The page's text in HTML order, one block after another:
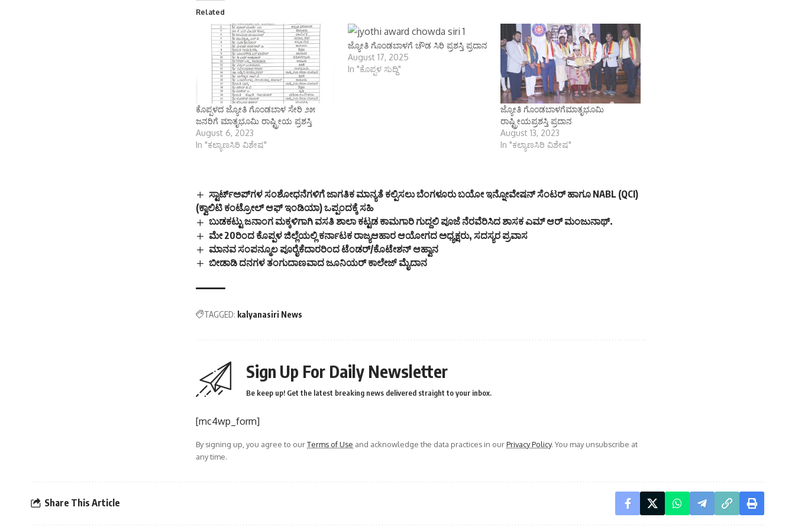
Related
ಕೊಪ್ಪಳದ ಜ್ಯೋತಿ ಗೊಂಡಬಾಳ ಸೇರಿ ೨೫
ಜನರಿಗೆ ಮಾತೃಭೂಮಿ ರಾಷ್ಟ್ರೀಯ ಪ್ರಶಸ್ತಿ
August 6, 2023
In "ಕಲ್ಯಾಣಸಿರಿ ವಿಶೇಷ"
ಜ್ಯೋತಿ ಗೊಂಡಬಾಳಗೆ ಚೌಡ ಸಿರಿ ಪ್ರಶಸ್ತಿ ಪ್ರದಾನ
August 17, 2025
In "ಕೊಪ್ಪಳ ಸುದ್ದಿ"
ಜ್ಯೋತಿ ಗೊಂಡಬಾಳಗೆಮಾತೃಭೂಮಿ
ರಾಷ್ಟ್ರೀಯಪ್ರಶಸ್ತಿ ಪ್ರದಾನ
August 13, 2023
In "ಕಲ್ಯಾಣಸಿರಿ ವಿಶೇಷ"
ಸ್ಟಾರ್ಟ್‌ಅಪ್‌ಗಳ ಸಂಶೋಧನೆಗಳಿಗೆ ಜಾಗತಿಕ ಮಾನ್ಯತೆ ಕಲ್ಪಿಸಲು ಬೆಂಗಳೂರು ಬಯೋ ಇನ್ನೋವೇಷನ್‌ ಸೆಂಟರ್‌ ಹಾಗೂ NABL (QCI)
(ಕ್ವಾಲಿಟಿ ಕಂಟ್ರೋಲ್ ಆಫ್ ಇಂಡಿಯಾ) ಒಪ್ಪಂದಕ್ಕೆ ಸಹಿ
ಬುಡಕಟ್ಟು ಜನಾಂಗ ಮಕ್ಕಳಿಗಾಗಿ ವಸತಿ ಶಾಲಾ ಕಟ್ಟಡ ಕಾಮಗಾರಿ ಗುದ್ದಲಿ ಪೂಜೆ ನೆರವೆರಿಸಿದ ಶಾಸಕ ಎಮ್ ಆರ್ ಮಂಜುನಾಥ್.
ಮೇ 20ರಿಂದ ಕೊಪ್ಪಳ ಜಿಲ್ಲೆಯಲ್ಲಿ ಕರ್ನಾಟಕ ರಾಜ್ಯಆಹಾರ ಆಯೋಗದ ಅಧ್ಯಕ್ಷರು, ಸದಸ್ಯರ ಪ್ರವಾಸ
ಮಾನವ ಸಂಪನ್ಮೂಲ ಪೂರೈಕೆದಾರರಿಂದ ಟೆಂಡರ್/ಕೊಟೇಶನ್ ಆಹ್ವಾನ
ಬೀಡಾಡಿ ದನಗಳ ತಂಗುದಾಣವಾದ ಜೂನಿಯರ್ ಕಾಲೇಜ್ ಮೈದಾನ
TAGGED: kalyanasiri News
Sign Up For Daily Newsletter
Be keep up! Get the latest breaking news delivered straight to your inbox.
[mc4wp_form]
By signing up, you agree to ourTerms of Use and acknowledge the data practices in ourPrivacy Policy. You may unsubscribe at
any time.
Share This Article